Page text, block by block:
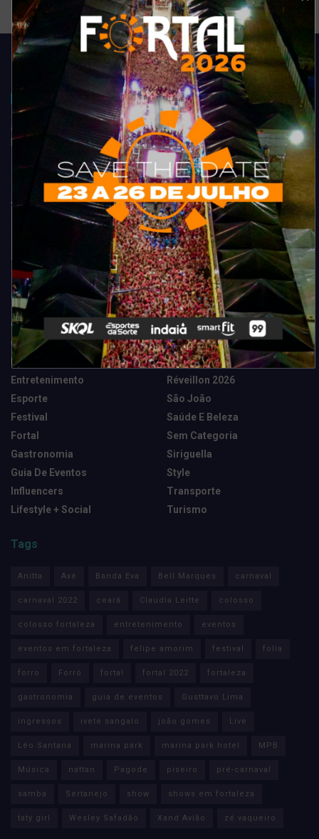
Acompanhe todas as novidades do entretenimento na região de
Fortaleza. Dicas, promoções, coberturas exclusivas e muito mais.
Categorias
Camarote Vip Junino
Cidade
Destaques
Entretenimento
Esporte
Festival
Fortal
Gastronomia
Guia De Eventos
Influencers
Lifestyle + Social
Marketing E Negócios
Música
News Tech
Réveillon 2026
São João
Saúde E Beleza
Sem Categoria
Siriguella
Style
Transporte
Turismo
Tags
Anitta Axé Banda Eva Bell Marques carnaval
carnaval 2022 ceará Claudia Leitte colosso
colosso fortaleza entretenimento eventos
eventos em fortaleza felipe amorim festival folia
forro Forró fortal fortal 2022 fortaleza
gastronomia guia de eventos Gusttavo Lima
ingressos ivete sangalo joão gomes Live
Léo Santana marina park marina park hotel MPB
Música nattan Pagode piseiro pré-carnaval
samba Sertanejo show shows em fortaleza
taty girl Wesley Safadão Xand Avião zé vaqueiro